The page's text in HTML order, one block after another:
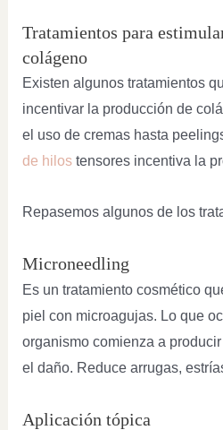
Tratamientos para
colágeno
Existen algunos tratamientos
incentivar la producción de
el uso de cremas hasta
de hilostensores incentiva la
Repasemos algunos de los
Microneedling
Es un tratamiento cosmético
piel con microagujas. Lo que
organismo comienza a
el daño. Reduce arrugas,
Aplicación tópica